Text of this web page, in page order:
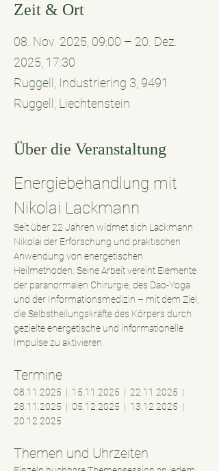
Zeit & Ort
08. Nov. 2025, 09:00 – 20. Dez.
2025, 17:30
Ruggell, Industriering 3, 9491
Ruggell, Liechtenstein
Über die Veranstaltung
Energiebehandlung mit
Nikolai Lackmann
Seit über 22 Jahren widmet sich Lackmann
Nikolai der Erforschung und praktischen
Anwendung von energetischen
Heilmethoden. Seine Arbeit vereint Elemente
der paranormalen Chirurgie, des Dao-Yoga
und der Informationsmedizin – mit dem Ziel,
die Selbstheilungskräfte des Körpers durch
gezielte energetische und informationelle
Impulse zu aktivieren.
Termine
08.11.2025  |  15.11.2025  |  22.11.2025  |
28.11.2025  |  05.12.2025  |  13.12.2025  |
20.12.2025
Themen und Uhrzeiten